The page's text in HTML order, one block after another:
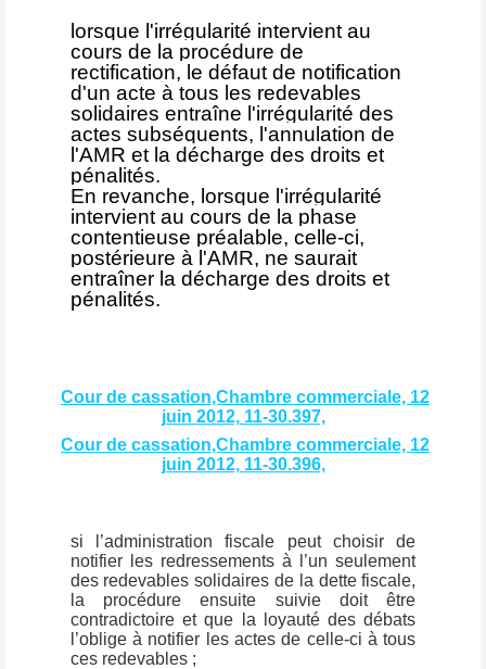
lorsque l'irrégularité intervient au
cours de la procédure de
rectification, le défaut de notification
d'un acte à tous les redevables
solidaires entraîne l'irrégularité des
actes subséquents, l'annulation de
l'AMR et la décharge des droits et
pénalités.
En revanche, lorsque l'irrégularité
intervient au cours de la phase
contentieuse préalable, celle-ci,
postérieure à l'AMR, ne saurait
entraîner la décharge des droits et
pénalités.
Cour de cassation,Chambre commerciale, 12
juin 2012, 11-30.397,
Cour de cassation,Chambre commerciale, 12
juin 2012, 11-30.396,
si l’administration fiscale peut choisir de
notifier les redressements à l’un seulement
des redevables solidaires de la dette fiscale,
la procédure ensuite suivie doit être
contradictoire et que la loyauté des débats
l’oblige à notifier les actes de celle-ci à tous
ces redevables ;